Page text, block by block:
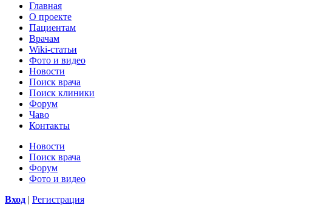
Главная
О проекте
Пациентам
Врачам
Wiki-статьи
Фото и видео
Новости
Поиск врача
Поиск клиники
Форум
Чаво
Контакты
Новости
Поиск врача
Форум
Фото и видео
Вход | Регистрация